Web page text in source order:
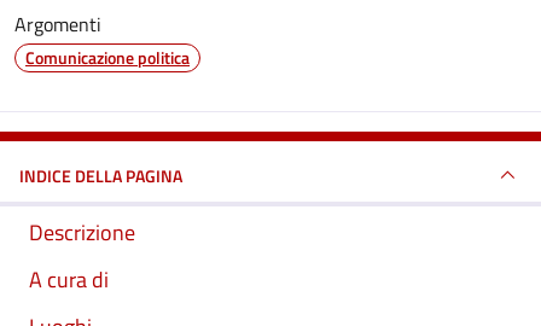
Argomenti
Comunicazione politica
INDICE DELLA PAGINA
Descrizione
A cura di